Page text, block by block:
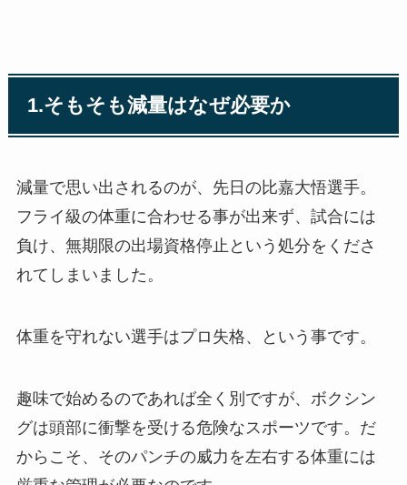
1.そもそも減量はなぜ必要か
減量で思い出されるのが、先日の比嘉大悟選手。
フライ級の体重に合わせる事が出来ず、試合には
負け、無期限の出場資格停止という処分をくださ
れてしまいました。
体重を守れない選手はプロ失格、という事です。
趣味で始めるのであれば全く別ですが、ボクシン
グは頭部に衝撃を受ける危険なスポーツです。だ
からこそ、そのパンチの威力を左右する体重には